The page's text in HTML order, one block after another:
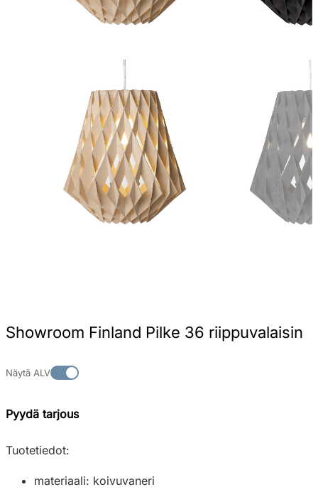
Showroom Finland Pilke 36 riippuvalaisin
Näytä ALV
Pyydä tarjous
Tuotetiedot:
materiaali: koivuvaneri